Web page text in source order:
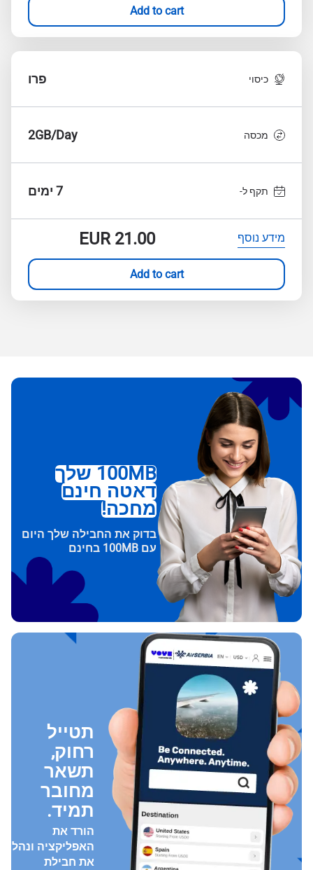
Add to cart
כיסוי פרו
מכסה 2GB/Day
תקף ל- 7 ימים
מידע נוסף EUR21.00
Add to cart
100MB שלך
דאטה חינם
מחכה!
בדוק את החבילה שלך היום
עם 100MB בחינם
תטייל
רחוק,
תשאר
מחובר
תמיד.
הורד את
האפליקציה ונהל
את חבילת